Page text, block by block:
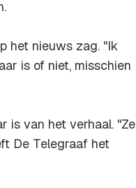
het nieuws zag. "Ik
is of niet, misschien
is van het verhaal. "Ze
De Telegraaf het